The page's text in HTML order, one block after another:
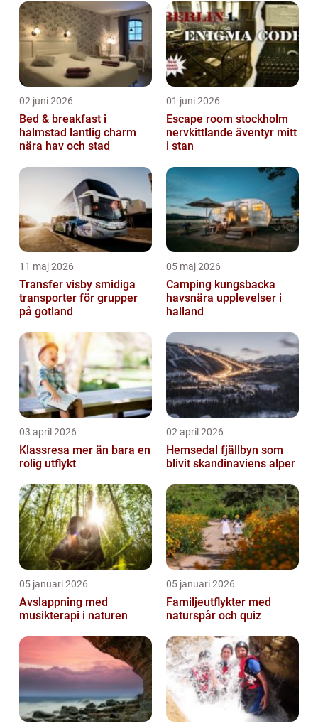
02 juni 2026
Bed & breakfast i
halmstad lantlig charm
nära hav och stad
01 juni 2026
Escape room stockholm
nervkittlande äventyr mitt
i stan
11 maj 2026
Transfer visby smidiga
transporter för grupper
på gotland
05 maj 2026
Camping kungsbacka
havsnära upplevelser i
halland
03 april 2026
Klassresa mer än bara en
rolig utflykt
02 april 2026
Hemsedal fjällbyn som
blivit skandinaviens alper
05 januari 2026
Avslappning med
musikterapi i naturen
05 januari 2026
Familjeutflykter med
naturspår och quiz